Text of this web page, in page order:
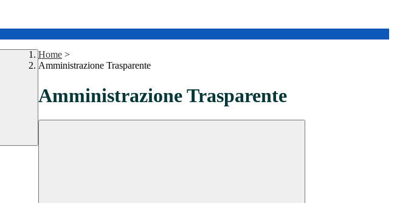
Home >
Amministrazione Trasparente
Amministrazione Trasparente